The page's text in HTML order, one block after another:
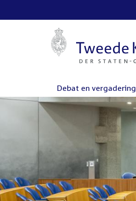
Debat en vergadering